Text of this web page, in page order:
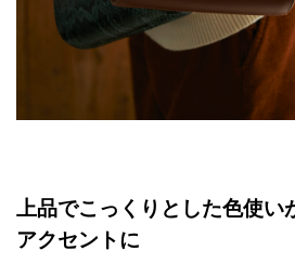
上品でこっくりとした色使い
アクセントに